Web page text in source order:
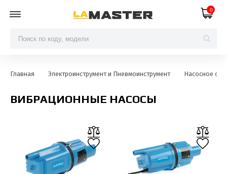
0
Главная Электроинструмент и Пневмоинструмент Насосное
ВИБРАЦИОННЫЕ НАСОСЫ